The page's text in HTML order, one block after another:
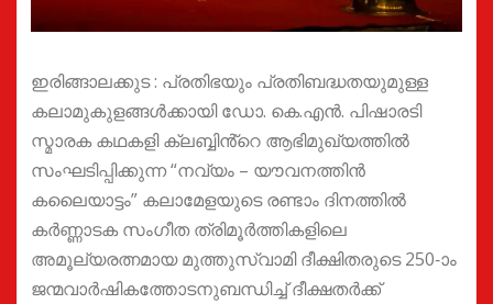
ഇരിങ്ങാലക്കുട : പ്രതിഭയും പ്രതിബദ്ധതയുമുള്ള
കലാമുകുളങ്ങൾക്കായി ഡോ. കെ.എൻ. പിഷാരടി
സ്മാരക കഥകളി ക്ലബ്ബിൻ്റെ ആഭിമുഖ്യത്തിൽ
സംഘടിപ്പിക്കുന്ന “നവ്യം – യൗവനത്തിൻ
കലൈയാട്ടം” കലാമേളയുടെ രണ്ടാം ദിനത്തിൽ
കർണ്ണാടക സംഗീത ത്രിമൂർത്തികളിലെ
അമൂല്യരത്നമായ മുത്തുസ്വാമി ദീക്ഷിതരുടെ 250-ാം
ജന്മവാർഷികത്തോടനുബന്ധിച്ച് ദീക്ഷതർക്ക്